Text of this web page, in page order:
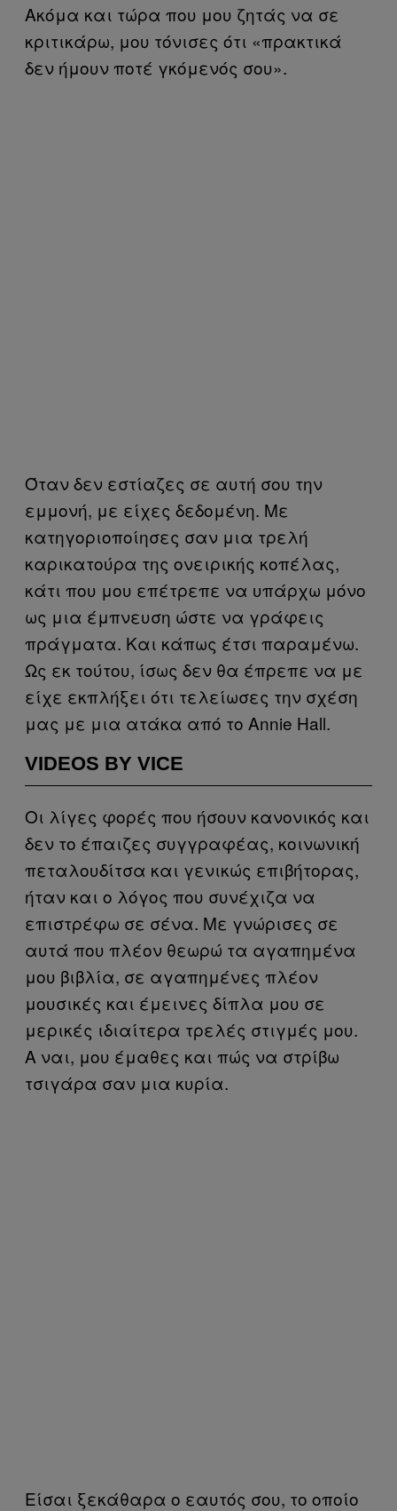
Ακόμα και τώρα που μου ζητάς να σε
κριτικάρω, μου τόνισες ότι «πρακτικά
δεν ήμουν ποτέ γκόμενός σου».
Όταν δεν εστίαζες σε αυτή σου την
εμμονή, με είχες δεδομένη. Με
κατηγοριοποίησες σαν μια τρελή
καρικατούρα της ονειρικής κοπέλας,
κάτι που μου επέτρεπε να υπάρχω μόνο
ως μια έμπνευση ώστε να γράφεις
πράγματα. Και κάπως έτσι παραμένω.
Ως εκ τούτου, ίσως δεν θα έπρεπε να με
είχε εκπλήξει ότι τελείωσες την σχέση
μας με μια ατάκα από το Annie Hall.
VIDEOS BY VICE
Οι λίγες φορές που ήσουν κανονικός και
δεν το έπαιζες συγγραφέας, κοινωνική
πεταλουδίτσα και γενικώς επιβήτορας,
ήταν και ο λόγος που συνέχιζα να
επιστρέφω σε σένα. Με γνώρισες σε
αυτά που πλέον θεωρώ τα αγαπημένα
μου βιβλία, σε αγαπημένες πλέον
μουσικές και έμεινες δίπλα μου σε
μερικές ιδιαίτερα τρελές στιγμές μου.
Α ναι, μου έμαθες και πώς να στρίβω
τσιγάρα σαν μια κυρία.
Είσαι ξεκάθαρα ο εαυτός σου, το οποίο